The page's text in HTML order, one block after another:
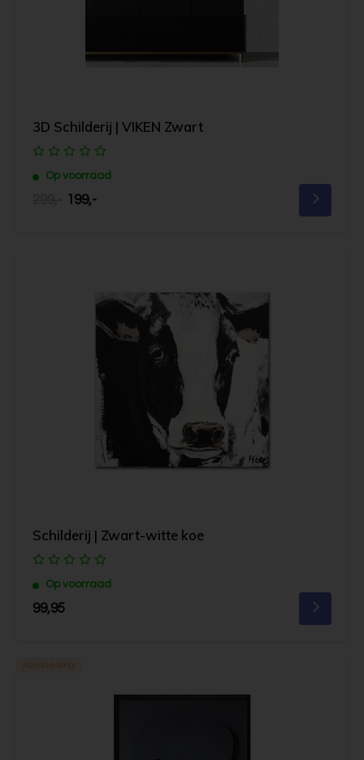
3D Schilderij | VIKEN Zwart
Op voorraad
199,-
Schilderij | Zwart-witte koe
Op voorraad
99,95
Aanbieding